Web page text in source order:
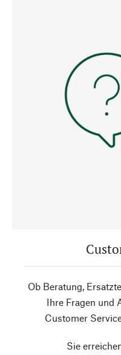
Ob Beratung,
Ihre Fragen und
Customer
Sie